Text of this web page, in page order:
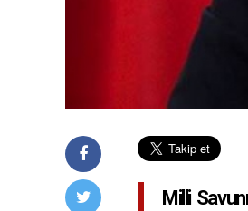
Milli